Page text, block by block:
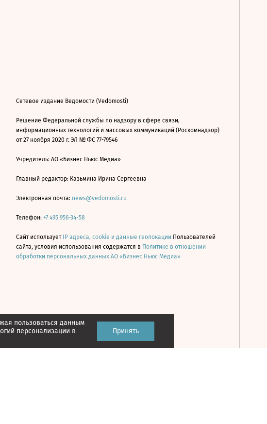
пользоваться данным
персонализации в
Принять
Сетевое издание Ведомости (Vedomosti)
Решение Федеральной службы по надзору в сфере связи,
информационных технологий и массовых коммуникаций (Роскомнадзор)
от 27 ноября 2020 г. ЭЛ № ФС 77-79546
Учредитель: АО «Бизнес Ньюс Медиа»
Главный редактор: Казьмина Ирина Сергеевна
Электронная почта: news@vedomosti.ru
Телефон: +7 495 956-34-58
Сайт использует IP адреса, cookie и данные геолокации Пользователей
сайта, условия использования содержатся в Политике в отношении
обработки персональных данных АО «Бизнес Ньюс Медиа»